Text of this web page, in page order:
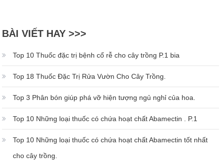
BÀI VIẾT HAY >>>
Top 10 Thuốc đặc trị bệnh cổ rễ cho cây trồng P.1 bia
Top 18 Thuốc Đặc Trị Rửa Vườn Cho Cây Trồng.
Top 3 Phân bón giúp phá vỡ hiện tượng ngủ nghỉ của hoa.
Top 10 Những loại thuốc có chứa hoạt chất Abamectin . P.1
Top 10 Những loại thuốc có chứa hoạt chất Abamectin tốt nhất
cho cây trồng.